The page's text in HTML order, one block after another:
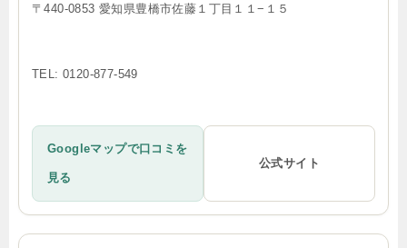
〒440-0853 愛知県豊橋市佐藤１丁目１１−１５
TEL: 0120-877-549
Googleマップで口コミを
見る
公式サイト